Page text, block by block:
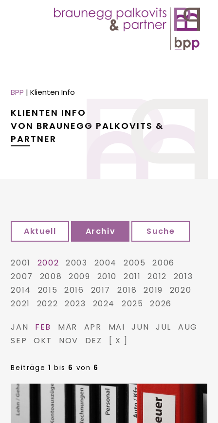
BPP |Klienten Info
KLIENTEN INFO
VON BRAUNEGG PALKOVITS &
PARTNER
Aktuell Archiv Suche
2001 2002 2003 2004 2005
2006
2007
2008 2009 2010 2011 2012
2013
2014
2015 2016 2017 2018 2019
2020
2021
2022 2023 2024 2025 2026
JAN FEB MÄR APR MAI JUN JUL
AUG
SEP
OKT NOV DEZ [ X ]
Beiträge 1 bis 6 von 6